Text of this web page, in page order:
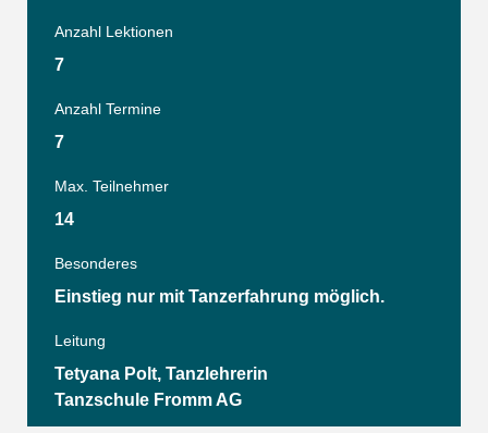
Anzahl Lektionen
7
Anzahl Termine
7
Max. Teilnehmer
14
Besonderes
Einstieg nur mit Tanzerfahrung möglich.
Leitung
Tetyana Polt, Tanzlehrerin
Tanzschule Fromm AG